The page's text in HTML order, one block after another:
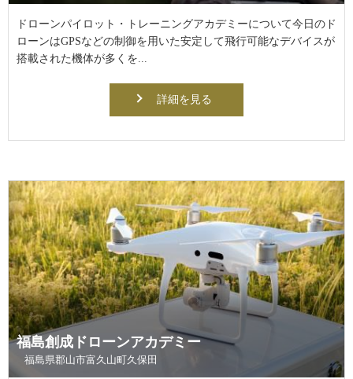
ドローンパイロット・トレーニングアカデミーについて今日のド
ローンはGPSなどの制御を用いた安定して飛行可能なデバイスが
搭載された機体が多くを...
詳細を見る
福島創成ドローンアカデミー
福島県郡山市富久山町久保田